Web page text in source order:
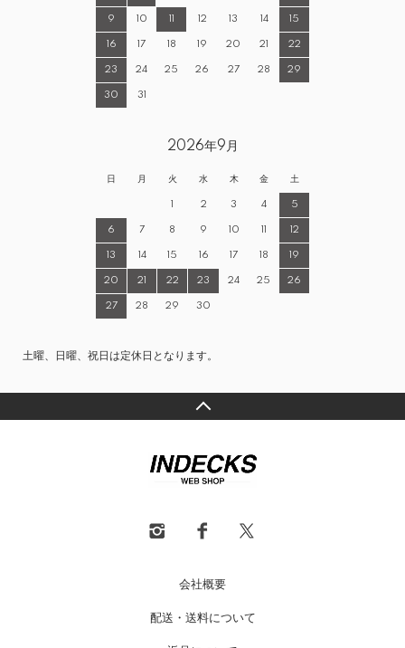
9 10 11 12 13 14 15
16 17 18 19 20 21 22
23 24 25 26 27 28 29
30 31
2026年9月
日 月 火 水 木 金 土
1 2 3 4 5
6 7 8 9 10 11 12
13 14 15 16 17 18 19
20 21 22 23 24 25 26
27 28 29 30
土曜、日曜、祝日は定休日となります。
会社概要
配送・送料について